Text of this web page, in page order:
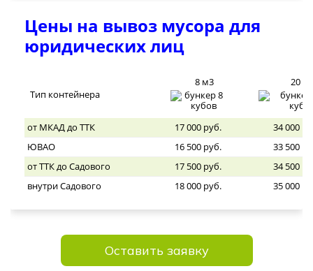
Цены на вывоз мусора для
юридических лиц
Тип контейнера
8 м3 20
от МКАД до ТТК 17 000 руб.
34 000
ЮВАО
16 500 руб.
33 500
от ТТК до Садового
17 500 руб.
34 500
внутри Садового
18 000 руб. 35 000
Оставить заявку